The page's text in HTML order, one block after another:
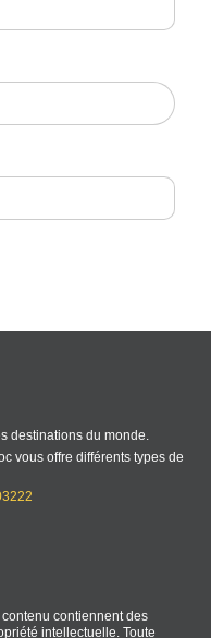
destinations du monde.
vous offre différents types de
contenu contiennent des
intellectuelle. Toute